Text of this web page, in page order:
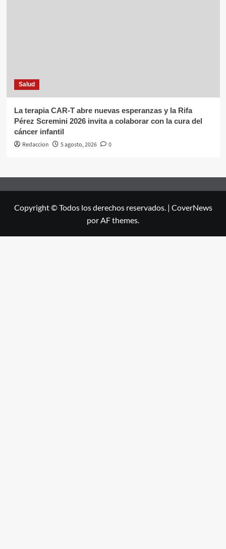
Salud
La terapia CAR-T abre nuevas esperanzas y la Rifa
Pérez Scremini 2026 invita a colaborar con la cura del
cáncer infantil
Redaccion
5 agosto, 2026 0
Copyright © Todos los derechos reservados. | CoverNews
por AF themes.